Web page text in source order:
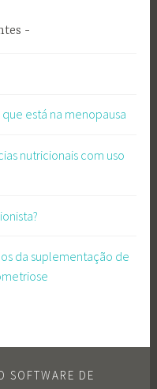
está na menopausa
nutricionais com uso
da suplementação de
SOFTWARE DE